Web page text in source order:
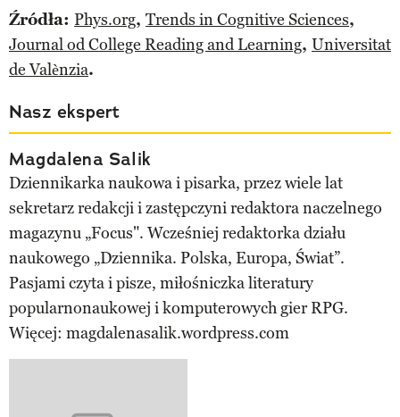
Źródła: Phys.org, Trends in Cognitive Sciences,
Journal od College Reading and Learning, Universitat
de Valѐnzia.
Nasz ekspert
Magdalena Salik
Dziennikarka naukowa i pisarka, przez wiele lat
sekretarz redakcji i zastępczyni redaktora naczelnego
magazynu „Focus". Wcześniej redaktorka działu
naukowego „Dziennika. Polska, Europa, Świat”.
Pasjami czyta i pisze, miłośniczka literatury
popularnonaukowej i komputerowych gier RPG.
Więcej: magdalenasalik.wordpress.com